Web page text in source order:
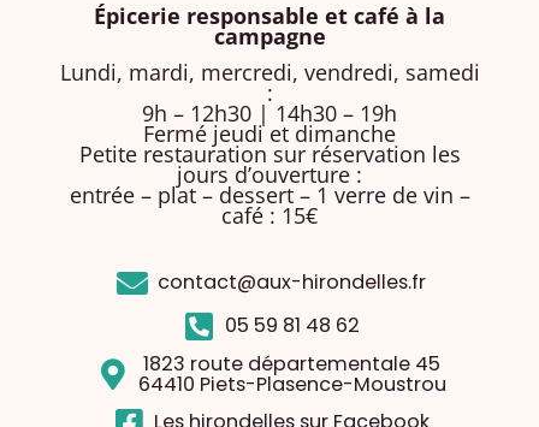
Épicerie responsable et café à la
campagne
Lundi, mardi, mercredi, vendredi, samedi
:
9h – 12h30 | 14h30 – 19h
Fermé jeudi et dimanche
Petite restauration sur réservation les
jours d’ouverture :
entrée – plat – dessert – 1 verre de vin –
café : 15€
contact@aux-hirondelles.fr
05 59 81 48 62
1823 route départementale 45
64410 Piets-Plasence-Moustrou